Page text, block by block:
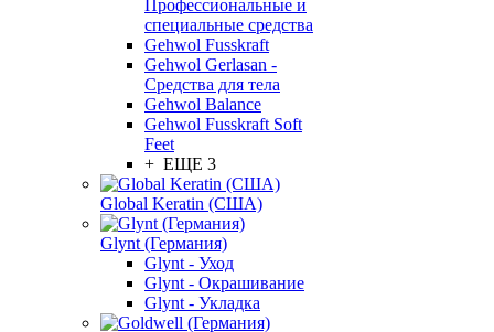
Профессиональные и
специальные средства
Gehwol Fusskraft
Gehwol Gerlasan -
Средства для тела
Gehwol Balance
Gehwol Fusskraft Soft
Feet
+ ЕЩЕ 3
Global Keratin (США)
Glynt (Германия)
Glynt - Уход
Glynt - Окрашивание
Glynt - Укладка